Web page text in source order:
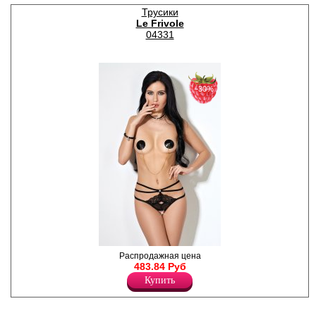
Трусики
Le Frivole
04331
Экстравагантные трусики с
открытым доступом,
кружевной вставкой и
декоративным поясом из
переплетённых лент.
−30%
Распродажная цена
483.84 Руб
Купить